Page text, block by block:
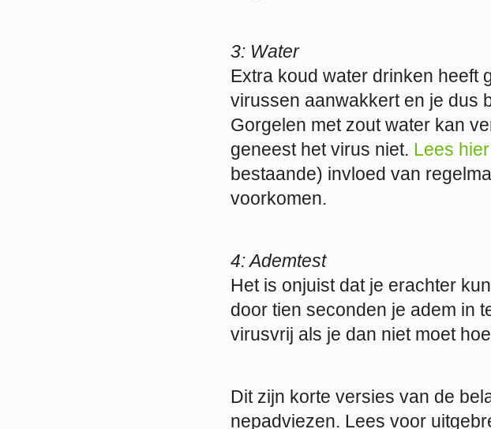
3: Water
Extra koud water drinken heeft
virussen aanwakkert en je dus
Gorgelen met zout water kan
geneest het virus niet. Lees
bestaande) invloed van
voorkomen.
4: Ademtest
Het is onjuist dat je erachter
door tien seconden je adem in
virusvrij als je dan niet moet
Dit zijn korte versies van de
nepadviezen. Lees voor